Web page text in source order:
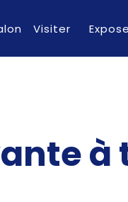
Visiter
à